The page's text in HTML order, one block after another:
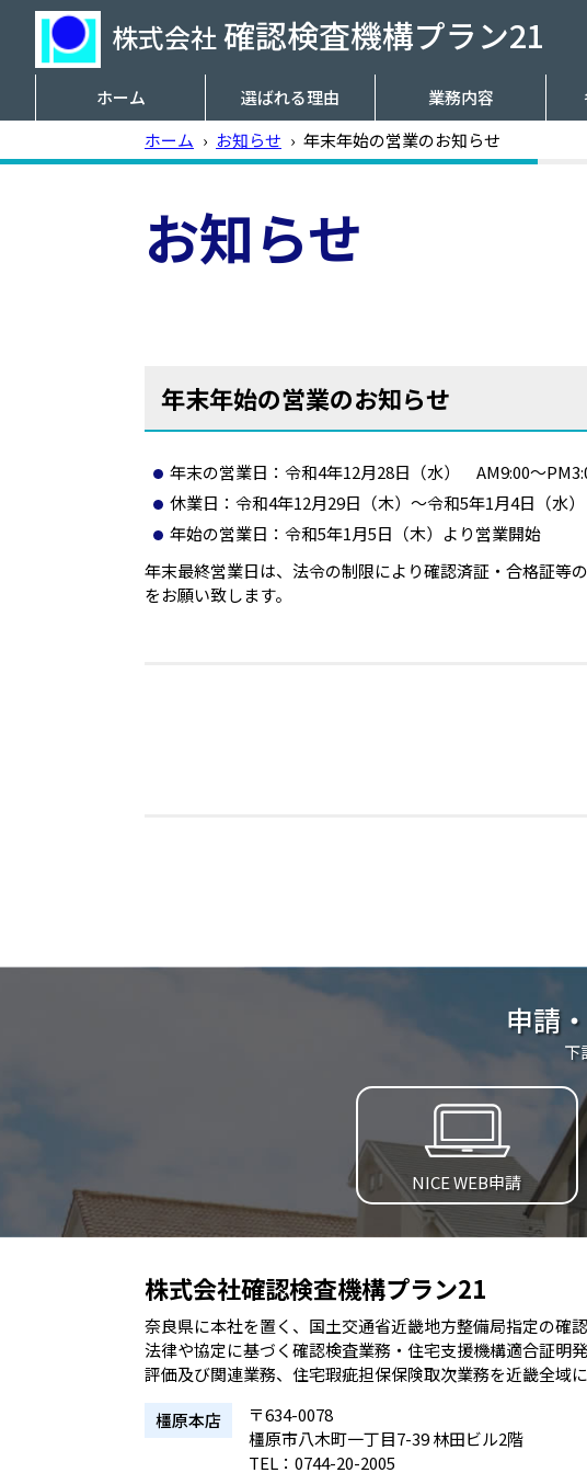
株式会社確認検査機構プラン21
ホーム 選ばれる理由 業務内容
ホーム › お知らせ › 年末年始の営業のお知らせ
お知らせ
年末年始の営業のお知らせ
年末の営業日：令和4年12月28日（水） AM9:00～
休業日：令和4年12月29日（木）～令和5年1月4日（水）
年始の営業日：令和5年1月5日（木）より営業開始
年末最終営業日は、法令の制限により確認済証・合格証等
をお願い致します。
申請
下
NICE WEB申請
株式会社確認検査機構プラン21
奈良県に本社を置く、国土交通省近畿地方整備局指定の確認
法律や協定に基づく確認検査業務・住宅支援機構適合証明
評価及び関連業務、住宅瑕疵担保保険取次業務を近畿全域に
橿原本店
〒634-0078
橿原市八木町一丁目7-39 林田ビル2階
TEL：0744-20-2005